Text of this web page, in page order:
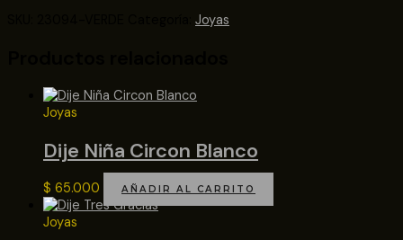
Joyas
Joyas
Dije Niña Circon Blanco
$ 65.000 AÑADIR AL CARRITO
Joyas